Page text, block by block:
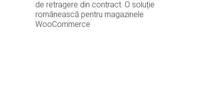
de retragere din contract. O soluție
românească pentru magazinele
WooCommerce